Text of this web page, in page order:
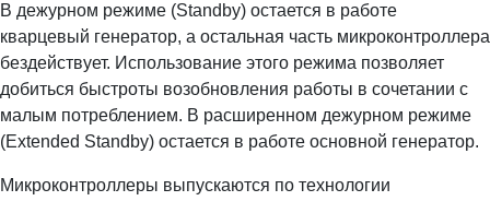
В дежурном режиме (Standby) остается в работе
кварцевый генератор, а остальная часть микроконтроллера
бездействует. Использование этого режима позволяет
добиться быстроты возобновления работы в сочетании с
малым потреблением. В расширенном дежурном режиме
(Extended Standby) остается в работе основной генератор.
Микроконтроллеры выпускаются по технологии